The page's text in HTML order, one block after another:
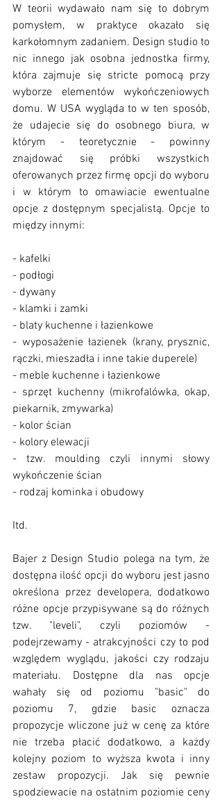
W teorii wydawało nam się to dobrym
pomysłem, w praktyce okazało się
karkołomnym zadaniem. Design studio to
nic innego jak osobna jednostka firmy,
która zajmuje się stricte pomocą przy
wyborze elementów wykończeniowych
domu. W USA wygląda to w ten sposób,
że udajecie się do osobnego biura, w
którym - teoretycznie - powinny
znajdować się próbki wszystkich
oferowanych przez firmę opcji do wyboru
i w którym to omawiacie ewentualne
opcje z dostępnym specjalistą. Opcje to
między innymi:
- kafelki
- podłogi
- dywany
- klamki i zamki
- blaty kuchenne i łazienkowe
- wyposażenie łazienek (krany, prysznic,
rączki, mieszadła i inne takie duperele)
- meble kuchenne i łazienkowe
- sprzęt kuchenny (mikrofalówka, okap,
piekarnik, zmywarka)
- kolor ścian
- kolory elewacji
- tzw. moulding czyli innymi słowy
wykończenie ścian
- rodzaj kominka i obudowy
Itd.
Bajer z Design Studio polega na tym, że
dostępna ilość opcji do wyboru jest jasno
określona przez developera, dodatkowo
różne opcje przypisywane są do różnych
tzw. "leveli", czyli poziomów -
podejrzewamy - atrakcyjności czy to pod
względem wyglądu, jakości czy rodzaju
materiału. Dostępne dla nas opcje
wahały się od poziomu "basic" do
poziomu 7, gdzie basic oznacza
propozycje wliczone już w cenę za które
nie trzeba płacić dodatkowo, a każdy
kolejny poziom to wyższa kwota i inny
zestaw propozycji. Jak się pewnie
spodziewacie na ostatnim poziomie ceny